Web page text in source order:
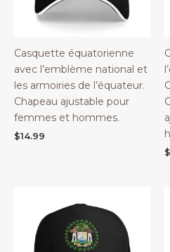
Casquette équatorienne
avec l’emblème national et
les armoiries de l’équateur.
Chapeau ajustable pour
femmes et hommes.
$14.99
$